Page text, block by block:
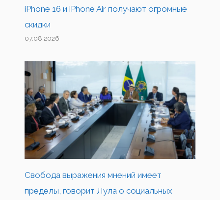
iPhone 16 и iPhone Air получают огромные
скидки
07.08.2026
Свобода выражения мнений имеет
пределы, говорит Лула о социальных